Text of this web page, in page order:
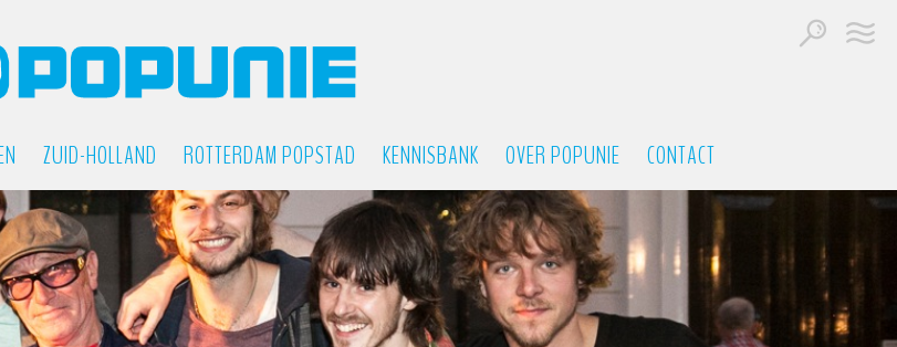
ZUID-HOLLAND ROTTERDAM POPSTAD KENNISBANK OVER POPUNIE CONTACT